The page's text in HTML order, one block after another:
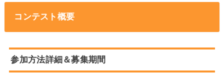
コンテスト概要
参加方法詳細＆募集期間